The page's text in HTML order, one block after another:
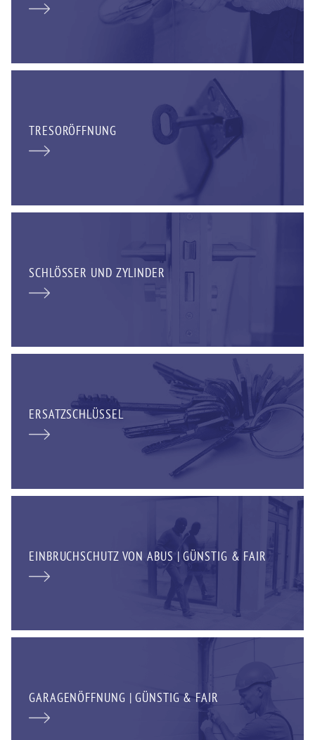
TRESORÖFFNUNG
SCHLÖSSER UND ZYLINDER
ERSATZSCHLÜSSEL
EINBRUCHSCHUTZ VON ABUS | GÜNSTIG & FAIR
GARAGENÖFFNUNG | GÜNSTIG & FAIR